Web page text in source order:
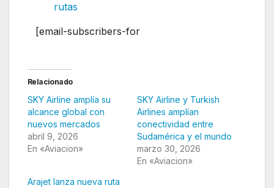
rutas
[email-subscribers-for
Relacionado
SKY Airline amplía su
alcance global con
nuevos mercados
abril 9, 2026
En «Aviacion»
SKY Airline y Turkish
Airlines amplían
conectividad entre
Sudamérica y el mundo
marzo 30, 2026
En «Aviacion»
Arajet lanza nueva ruta